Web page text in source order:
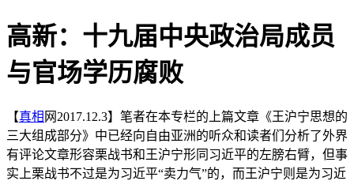
高新：十九届中央政治局成员
与官场学历腐败
【真相 网2017.12.3】笔者在本专栏的上篇文章《王沪宁思想的
三大组成部分》中已经向自由亚洲的听众和读者们分析了外界
有评论文章形容栗战书和王沪宁形同习近平的左膀右臂，但事
实上栗战书不过是为习近平“卖力气”的，而王沪宁则是为习近